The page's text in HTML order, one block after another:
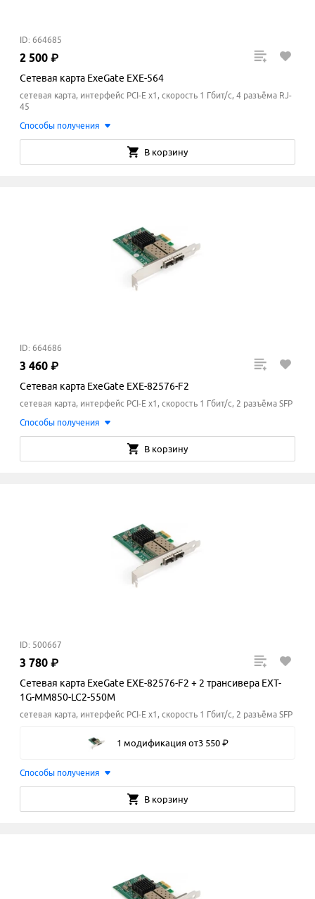
ID: 664685
2 500 ₽
Сетевая карта ExeGate EXE-564
сетевая карта, интерфейс PCI-E x1, скорость 1 Гбит/с, 4 разъёма RJ-
45
Способы получения
В корзину
ID: 664686
3 460 ₽
Сетевая карта ExeGate EXE-82576-F2
сетевая карта, интерфейс PCI-E x1, скорость 1 Гбит/с, 2 разъёма SFP
Способы получения
В корзину
ID: 500667
3 780 ₽
Сетевая карта ExeGate EXE-82576-F2 + 2 трансивера EXT-
1G-MM850-LC2-550M
сетевая карта, интерфейс PCI-E x1, скорость 1 Гбит/с, 2 разъёма SFP
1 модификация от3 550 ₽
Способы получения
В корзину